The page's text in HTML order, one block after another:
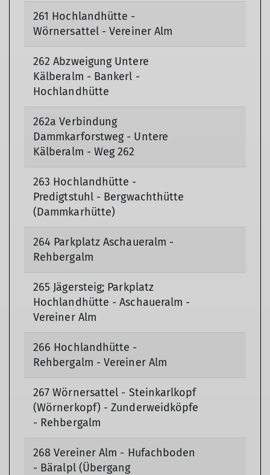
261 Hochlandhütte -
Wörnersattel - Vereiner Alm
262 Abzweigung Untere
Kälberalm - Bankerl -
Hochlandhütte
262a Verbindung
Dammkarforstweg - Untere
Kälberalm - Weg 262
263 Hochlandhütte -
Predigtstuhl - Bergwachthütte
(Dammkarhütte)
264 Parkplatz Aschaueralm -
Rehbergalm
265 Jägersteig; Parkplatz
Hochlandhütte - Aschaueralm -
Vereiner Alm
266 Hochlandhütte -
Rehbergalm - Vereiner Alm
267 Wörnersattel - Steinkarlkopf
(Wörnerkopf) - Zunderweidköpfe
- Rehbergalm
268 Vereiner Alm - Hufachboden
- Bäralpl (Übergang